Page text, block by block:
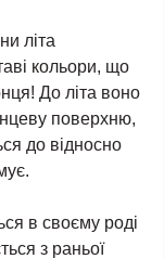
літа
кольори, що
До літа воно
поверхню,
до відносно
в своєму роді
з раньої